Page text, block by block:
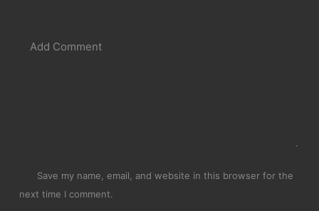
Add Comment
Save my name, email, and website in this browser for the
next time I comment.